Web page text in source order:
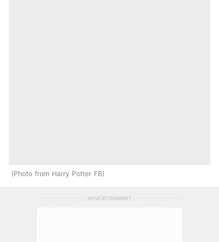
Photo from Harry Potter FB
ADVERTISEMENT